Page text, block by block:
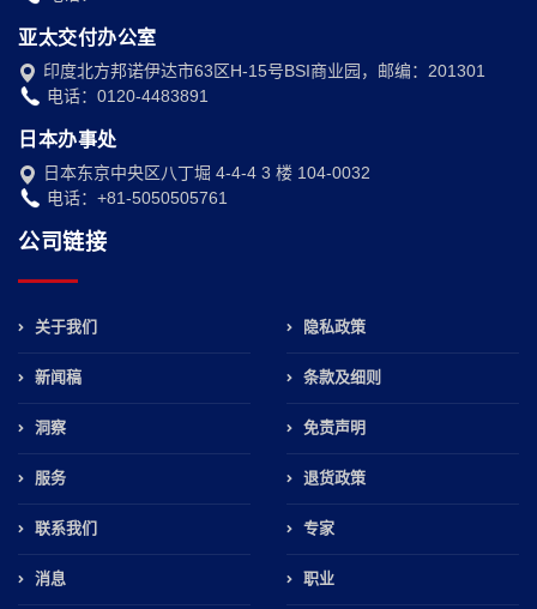
亚太交付办公室
印度北方邦诺伊达市63区H-15号BSI商业园，邮编：201301
电话：0120-4483891
日本办事处
日本东京中央区八丁堀 4-4-4 3 楼 104-0032
电话：+81-5050505761
公司链接
关于我们
新闻稿
洞察
服务
联系我们
消息
隐私政策
条款及细则
免责声明
退货政策
专家
职业